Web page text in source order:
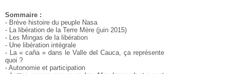
Sommaire :
- Brève histoire du peuple Nasa
- La libération de la Terre Mère (juin 2015)
- Les Mingas de la libération
- Une libération intégrale
- La « caña » dans le Valle del Cauca, ça représente
quoi ?
- Autonomie et participation